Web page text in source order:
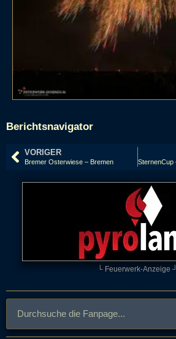
Berichtsnavigator
VORIGER
Bremer Osterwiese – Bremen
└ Feuerwerk-Anzeige ┘